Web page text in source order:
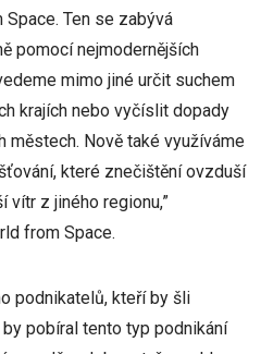
Ten se zabývá
pomocí nejmodernějších
mimo jiné určit suchem
krajích nebo vyčíslit dopady
městech. Nově také využíváme
které znečištění ovzduší
vítr z jiného regionu,”
from Space.
podnikatelů, kteří by šli
pobíral tento typ podnikání